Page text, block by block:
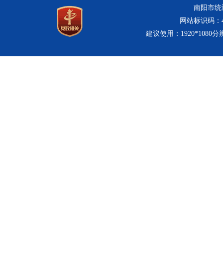
南阳市统
网站标识码：
建议使用：1920*1080